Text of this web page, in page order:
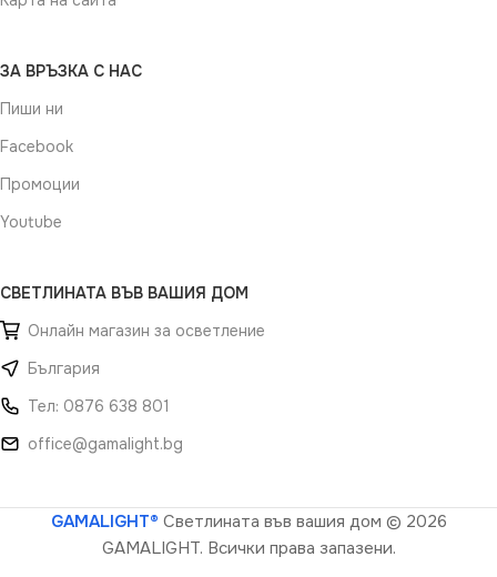
ЗА ВРЪЗКА С НАС
Пиши ни
Facebook
Промоции
Youtube
СВЕТЛИНАТА ВЪВ ВАШИЯ ДОМ
Онлайн магазин за осветление
България
Тел: 0876 638 801
office@gamalight.bg
GAMALIGHT® Светлината във вашия дом © 2026
GAMALIGHT. Всички права запазени.